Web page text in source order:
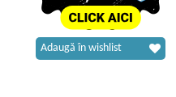
Adaugă în wishlist